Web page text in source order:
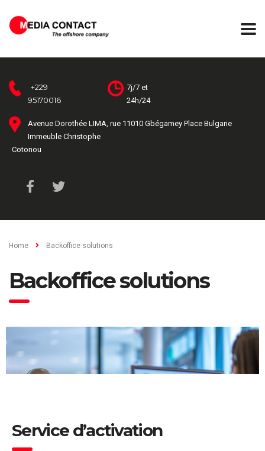
+229
95170016
7j/7 et
24h/24
Avenue Dorothée LIMA, rue 11010 Gbégamey Place Bulgarie
Immeuble Christophe
Cotonou
Home Backoffice solutions
Backoffice solutions
Service d’activation